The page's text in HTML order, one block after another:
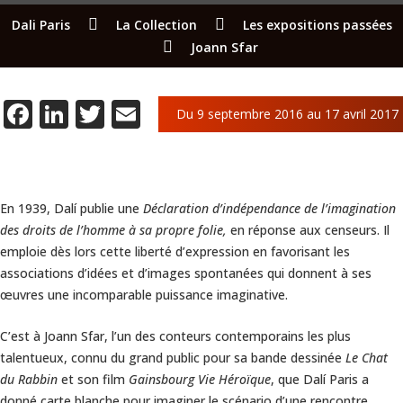
Dali Paris La Collection
Les expositions passées
Joann Sfar
Facebook
LinkedIn
Twitter
Email
Du 9 septembre 2016 au 17 avril 2017
En 1939, Dalí publie une Déclaration d’indépendance de l’imagination
des droits de l’homme à sa propre folie, en réponse aux censeurs. Il
emploie dès lors cette liberté d’expression en favorisant les
associations d’idées et d’images spontanées qui donnent à ses
œuvres une incomparable puissance imaginative.
C’est à Joann Sfar, l’un des conteurs contemporains les plus
talentueux, connu du grand public pour sa bande dessinée Le Chat
du Rabbin et son film Gainsbourg Vie Héroïque, que Dalí Paris a